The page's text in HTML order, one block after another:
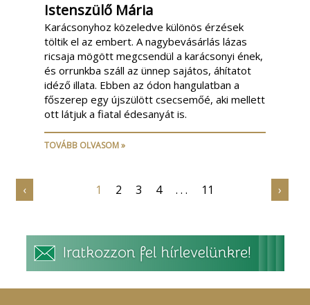
Istenszülő Mária
Karácsonyhoz közeledve különös érzések
töltik el az embert. A nagybevásárlás lázas
ricsaja mögött megcsendül a karácsonyi ének,
és orrunkba száll az ünnep sajátos, áhítatot
idéző illata. Ebben az ódon hangulatban a
főszerep egy újszülött csecsemőé, aki mellett
ott látjuk a fiatal édesanyát is.
TOVÁBB OLVASOM »
‹ 1 2 3 4 . . . 11 ›